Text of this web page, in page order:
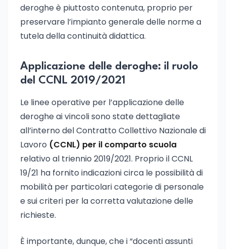
deroghe è piuttosto contenuta, proprio per
preservare l’impianto generale delle norme a
tutela della continuità didattica.
Applicazione delle deroghe: il ruolo
del CCNL 2019/2021
Le linee operative per l’applicazione delle
deroghe ai vincoli sono state dettagliate
all’interno del Contratto Collettivo Nazionale di
Lavoro (CCNL) per il comparto scuola
relativo al triennio 2019/2021. Proprio il CCNL
19/21 ha fornito indicazioni circa le possibilità di
mobilità per particolari categorie di personale
e sui criteri per la corretta valutazione delle
richieste.
È importante, dunque, che i “docenti assunti